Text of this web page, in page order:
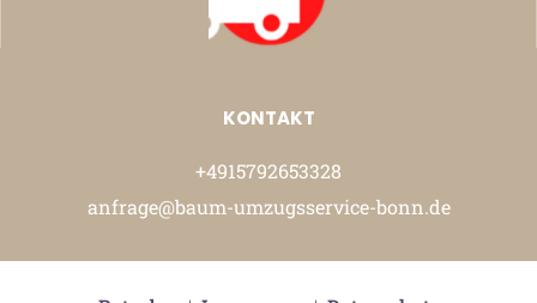
KONTAKT
+4915792653328
anfrage@baum-umzugsservice-bonn.de